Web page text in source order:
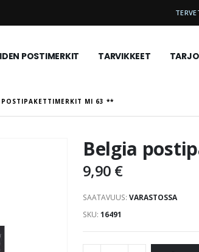
POSTIMERKIT TARVIKKEET
POSTIPAKETTIMERKIT MI 63 **
Belgia
9,90 €
SAATAVUUS: VARASTOSSA
SKU 16491